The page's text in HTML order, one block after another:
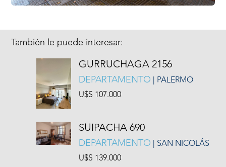
También le puede interesar:
GURRUCHAGA 2156
DEPARTAMENTO | PALERMO
U$S 107.000
SUIPACHA 690
DEPARTAMENTO | SAN NICOLÁS
U$S 139.000